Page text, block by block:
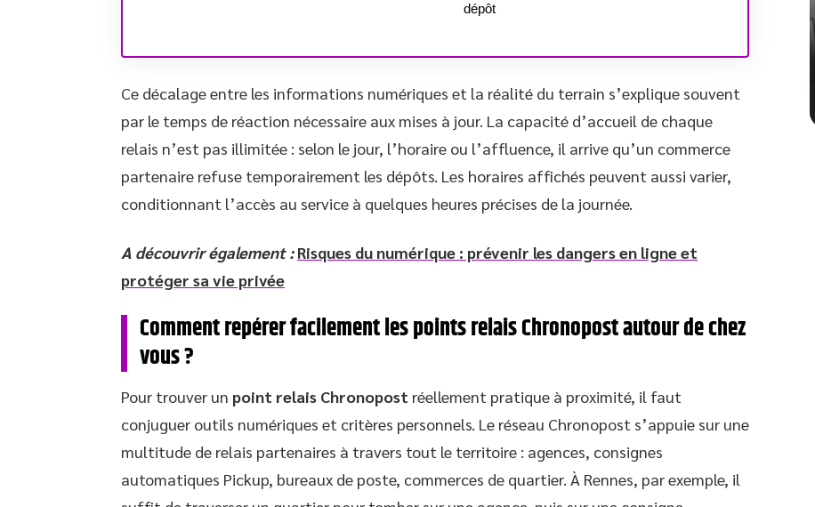
dépôt
Ce décalage entre les informations numériques et la réalité du terrain s’explique souvent
par le temps de réaction nécessaire aux mises à jour. La capacité d’accueil de chaque
relais n’est pas illimitée : selon le jour, l’horaire ou l’affluence, il arrive qu’un commerce
partenaire refuse temporairement les dépôts. Les horaires affichés peuvent aussi varier,
conditionnant l’accès au service à quelques heures précises de la journée.
A découvrir également : Risques du numérique : prévenir les dangers en ligne et
protéger sa vie privée
Comment repérer facilement les points relais Chronopost autour de chez
vous ?
Pour trouver un point relais Chronopost réellement pratique à proximité, il faut
conjuguer outils numériques et critères personnels. Le réseau Chronopost s’appuie sur une
multitude de relais partenaires à travers tout le territoire : agences, consignes
automatiques Pickup, bureaux de poste, commerces de quartier. À Rennes, par exemple, il